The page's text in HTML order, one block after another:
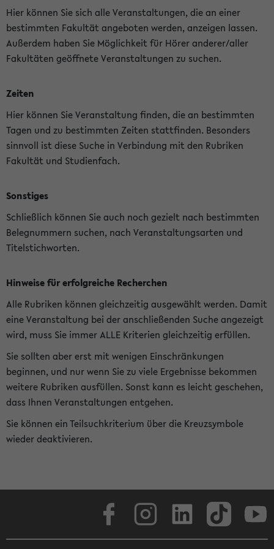
Hier können Sie sich alle Veranstaltungen, die an einer
bestimmten Fakultät angeboten werden, anzeigen lassen.
Außerdem haben Sie Möglichkeit für Hörer anderer/aller
Fakultäten geöffnete Veranstaltungen zu suchen.
Zeiten
Hier können Sie Veranstaltung finden, die an bestimmten
Tagen und zu bestimmten Zeiten stattfinden. Besonders
sinnvoll ist diese Suche in Verbindung mit den Rubriken
Fakultät und Studienfach.
Sonstiges
Schließlich können Sie auch noch gezielt nach bestimmten
Belegnummern suchen, nach Veranstaltungsarten und
Titelstichworten.
Hinweise für erfolgreiche Recherchen
Alle Rubriken können gleichzeitig ausgewählt werden. Damit
eine Veranstaltung bei der anschließenden Suche angezeigt
wird, muss Sie immer ALLE Kriterien gleichzeitig erfüllen.
Sie sollten aber erst mit wenigen Einschränkungen
beginnen, und nur wenn Sie zu viele Ergebnisse bekommen
weitere Rubriken ausfüllen. Sonst kann es leicht geschehen,
dass Ihnen Veranstaltungen entgehen.
Sie können ein Teilsuchkriterium über die Kreuzsymbole
wieder deaktivieren.